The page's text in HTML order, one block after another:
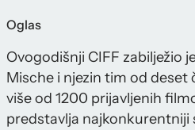
Oglas
Ovogodišnji CIFF zabilježio
Mische i njezin tim od deset
više od 1200 prijavljenih
predstavlja najkonkurentniji